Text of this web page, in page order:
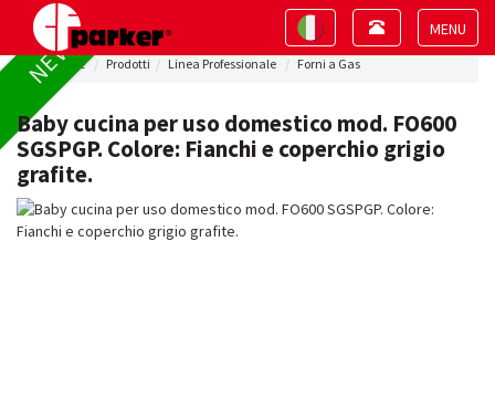
Toggle
Toggle
navigation
Toggle
navigation
Home Prodotti Linea Professionale Forni a Gas
NEW !
Baby cucina per uso domestico mod. FO600
SGSPGP. Colore: Fianchi e coperchio grigio
grafite.